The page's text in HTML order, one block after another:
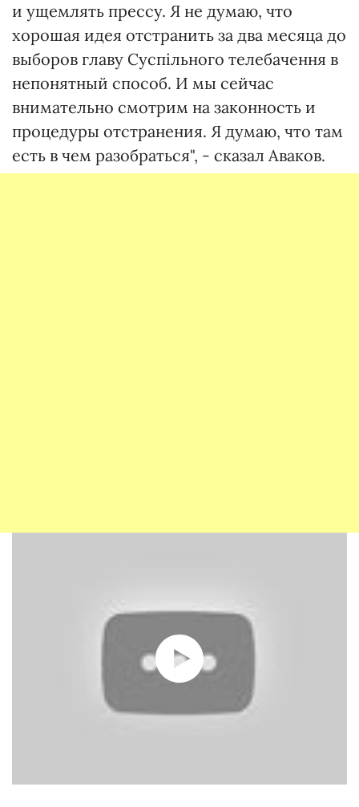
и ущемлять прессу. Я не думаю, что
хорошая идея отстранить за два месяца до
выборов главу Суспільного телебачення в
непонятный способ. И мы сейчас
внимательно смотрим на законность и
процедуры отстранения. Я думаю, что там
есть в чем разобраться", - сказал Аваков.